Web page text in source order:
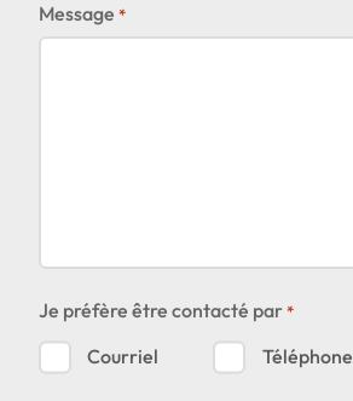
Message *
Je préfère être contacté par *
Courriel Téléphone